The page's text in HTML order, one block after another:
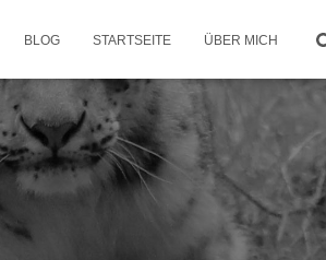
BLOG STARTSEITE ÜBER MICH